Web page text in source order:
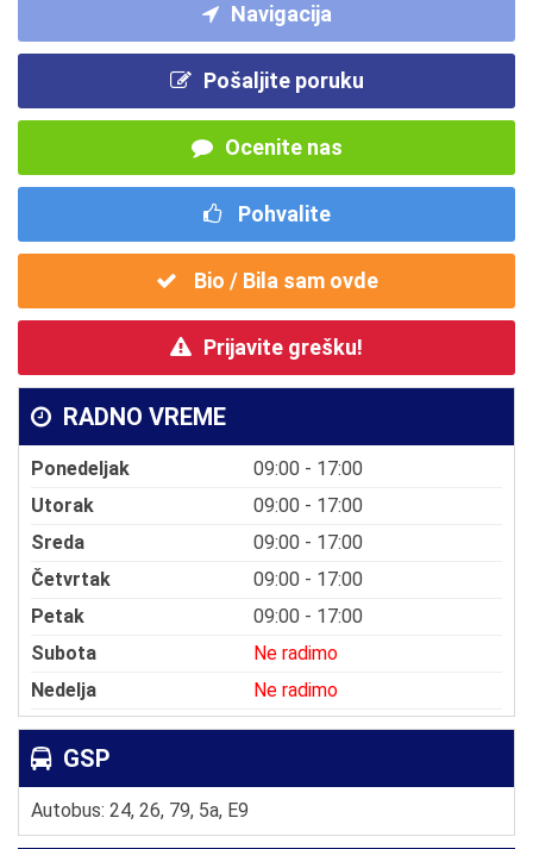
Navigacija
Pošaljite poruku
Ocenite nas
Pohvalite
Bio / Bila sam ovde
Prijavite grešku!
RADNO VREME
Ponedeljak
09:00 - 17:00
Utorak
09:00 - 17:00
Sreda
09:00 - 17:00
Četvrtak
09:00 - 17:00
Petak
09:00 - 17:00
Subota
Ne radimo
Nedelja
Ne radimo
GSP
Autobus: 24, 26, 79, 5a, E9